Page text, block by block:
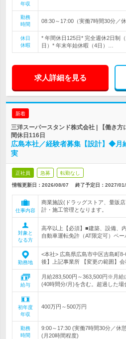
年収
勤務
時間
08:30～17:00（実働7時間30分／
休日
休暇
* 年間休日125日* 完全週休2日制
日）* 年末年始休暇（4日）…
求人詳細を見る
新着
三洋スーパースタンド株式会社 | 【働き
間休日116日
広島本社／経験者募集【設計】◆
実
正社員 急募 転勤なし
情報更新日：2026/08/07 終了予定日： 2027/
仕事内容
商業施設(ドラッグストア、量販
計・施工管理となります。
対象と
なる方
高卒以上【必須】■建築、設備、
自動車運転免許（AT限定可）ペ
勤務地
<本社> 広島県広島市中区吉島町
後】上記事業所 【変更の範囲】会
給与
月給283,500円～363,500円※月給
(40時間分/月)を含む。超過した場
初年度
年収
400万円～500万円
勤務
時間
9:00～17:30 (実働7時間30分／休
(月20時間程度)